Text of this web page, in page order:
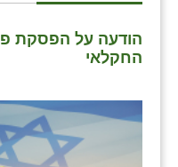
הודעה על הפסקת
החקלאי
הדר עם
חמרה